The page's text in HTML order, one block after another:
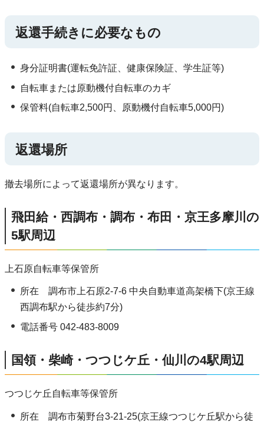
返還手続きに必要なもの
身分証明書(運転免許証、健康保険証、学生証等)
自転車または原動機付自転車のカギ
保管料(自転車2,500円、原動機付自転車5,000円)
返還場所
撤去場所によって返還場所が異なります。
飛田給・西調布・調布・布田・京王多摩川の
5駅周辺
上石原自転車等保管所
所在 調布市上石原2-7-6 中央自動車道高架橋下(京王線
西調布駅から徒歩約7分)
電話番号 042-483-8009
国領・柴崎・つつじケ丘・仙川の4駅周辺
つつじケ丘自転車等保管所
所在 調布市菊野台3-21-25(京王線つつじケ丘駅から徒